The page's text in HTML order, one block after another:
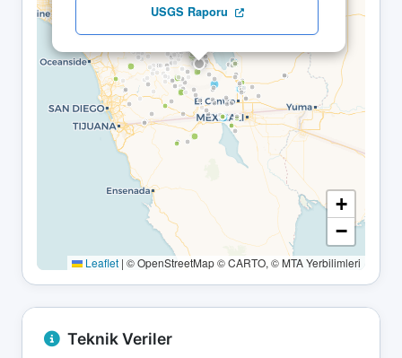
USGS Raporu
+
−
Leaflet | © OpenStreetMap © CARTO, © MTA Yerbilimleri
Teknik Veriler